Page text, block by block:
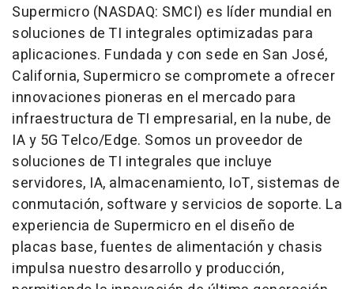
Supermicro (NASDAQ: SMCI) es líder mundial en
soluciones de TI integrales optimizadas para
aplicaciones. Fundada y con sede en San José,
California, Supermicro se compromete a ofrecer
innovaciones pioneras en el mercado para
infraestructura de TI empresarial, en la nube, de
IA y 5G Telco/Edge. Somos un proveedor de
soluciones de TI integrales que incluye
servidores, IA, almacenamiento, IoT, sistemas de
conmutación, software y servicios de soporte. La
experiencia de Supermicro en el diseño de
placas base, fuentes de alimentación y chasis
impulsa nuestro desarrollo y producción,